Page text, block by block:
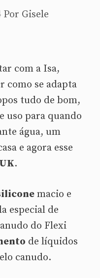
Por Gisele
com a Isa,
como se adapta
tudo de bom,
uso para quando
água, um
e agora esse
.
macio e
especial de
do Flexi
de líquidos
canudo.